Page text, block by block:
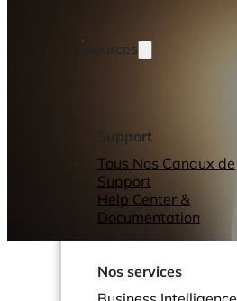
Ressources
Support
Tous Nos Canaux de
Support
Help Center &
Documentation
Nos services